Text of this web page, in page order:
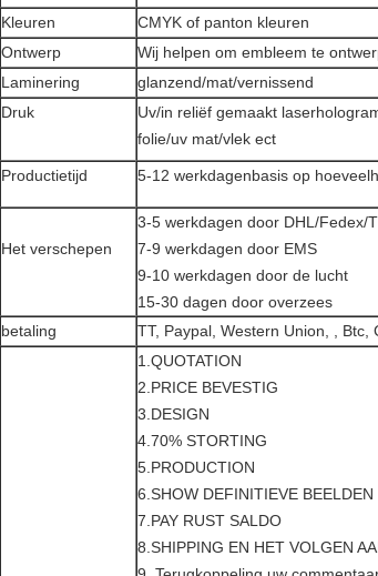
Kleuren
CMYK of panton kleuren
Ontwerp
Wij helpen om embleem te
Laminering
glanzend/mat/vernissend
Druk
Uv/in reliëf gemaakt
folie/uv mat/vlek ect
Productietijd 5-12 werkdagenbasis op
Het verschepen
3-5 werkdagen door DHL/Fedex/
7-9 werkdagen door EMS
9-10 werkdagen door de lucht
15-30 dagen door overzees
betaling
TT, Paypal, Western Union, , Btc,
1.QUOTATION
2.PRICE BEVESTIG
3.DESIGN
4.70% STORTING
5.PRODUCTION
6.SHOW DEFINITIEVE BEELDEN
7.PAY RUST SALDO
8.SHIPPING EN HET VOLGEN